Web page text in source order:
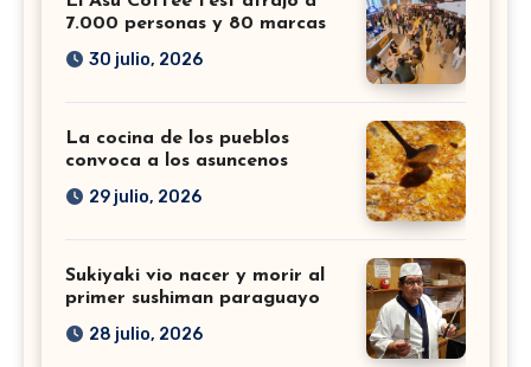
7.000 personas y 80 marcas
30 julio, 2026
La cocina de los pueblos
convoca a los asuncenos
29 julio, 2026
Sukiyaki vio nacer y morir al
primer sushiman paraguayo
28 julio, 2026